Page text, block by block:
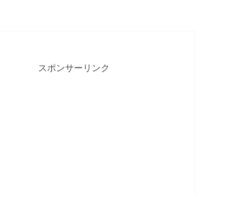
スポンサーリンク